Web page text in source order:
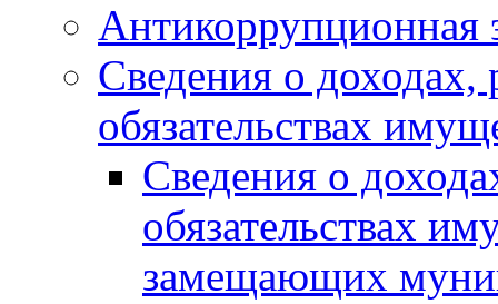
Антикоррупционная
Сведения о доходах,
обязательствах
Сведения о
обязательствах
замещающих